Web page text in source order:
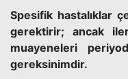
Spesifik hastalıklar
gerektirir; ancak
muayeneleri
gereksinimdir.